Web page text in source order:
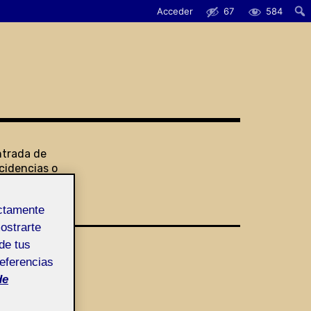
de
o
Acceder 67 584
tus